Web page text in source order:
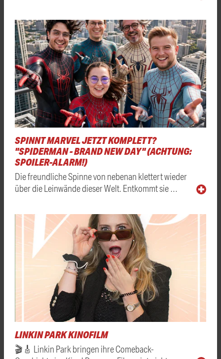
SPINNT MARVEL JETZT KOMPLETT?
"SPIDERMAN - BRAND NEW DAY" (ACHTUNG:
SPOILER-ALARM!)
Die freundliche Spinne von nebenan klettert wieder
über die Leinwände dieser Welt. Entkommt sie …
LINKIN PARK KINOFILM
🎬🎸 Linkin Park bringen ihre Comeback-